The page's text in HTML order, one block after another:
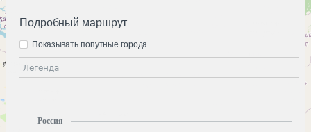
Подробный маршрут
Легенда
Показывать попутные города
Россия